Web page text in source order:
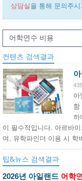
상담실 을 통해 문의주
컨텐츠 검색결과
아
함
하
이 필수적입니다. 아르바
며, 유학파인더 이용 시 학
팁&뉴스 검색결과
2026년 아일랜드 어학